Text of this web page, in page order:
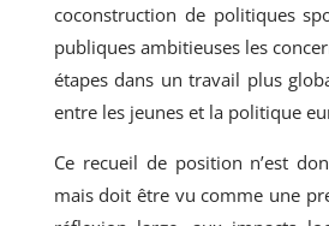
coconstruction de politiques
publiques ambitieuses les
étapes dans un travail plus
entre les jeunes et la politique
Ce recueil de position n’est
mais doit être vu comme une